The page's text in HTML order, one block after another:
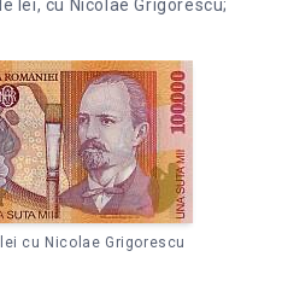
lei, cu Nicolae Grigorescu;
cu Nicolae Grigorescu